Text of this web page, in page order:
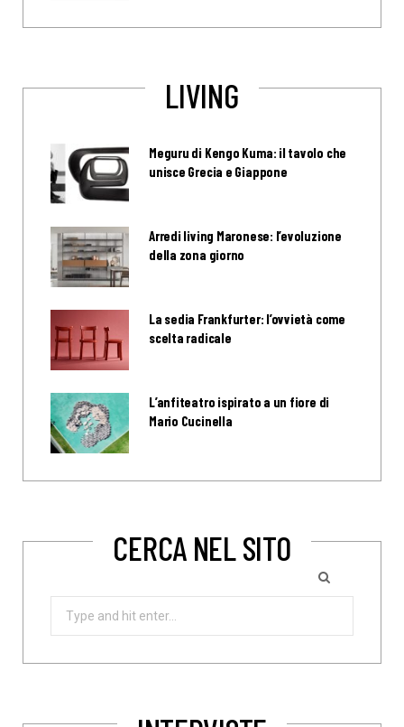
LIVING
Meguru di Kengo Kuma: il tavolo che
unisce Grecia e Giappone
Arredi living Maronese: l’evoluzione
della zona giorno
La sedia Frankfurter: l’ovvietà come
scelta radicale
L’anfiteatro ispirato a un fiore di
Mario Cucinella
CERCA NEL SITO
Search